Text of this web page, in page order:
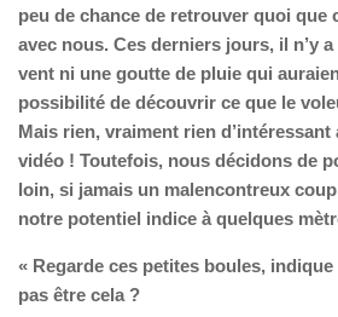
peu de chance de retrouver quoi que
avec nous. Ces derniers jours, il n’y
vent ni une goutte de pluie qui
possibilité de découvrir ce que le
Mais rien, vraiment rien
vidéo ! Toutefois, nous décidons de
loin, si jamais un malencontreux
notre potentiel indice à quelques
« Regarde ces petites boules,
pas être cela ?